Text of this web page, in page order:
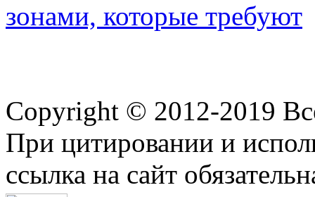
зонами, которые требуют
Copyright © 2012-2019
При цитировании и
ссылка на сайт